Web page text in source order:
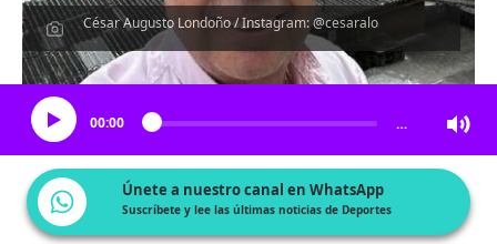
César Augusto Londoño / Instagram: @cesaralo
Escucha el artículo
00:00 …
Únete a nuestro canal en WhatsApp
Suscríbete y lee las últimas noticias de Deportes